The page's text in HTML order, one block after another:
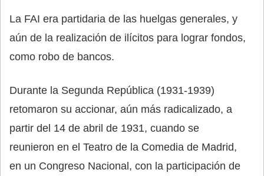
La FAI era partidaria de las huelgas generales, y
aún de la realización de ilícitos para lograr fondos,
como robo de bancos.
Durante la Segunda República (1931-1939)
retomaron su accionar, aún más radicalizado, a
partir del 14 de abril de 1931, cuando se
reunieron en el Teatro de la Comedia de Madrid,
en un Congreso Nacional, con la participación de